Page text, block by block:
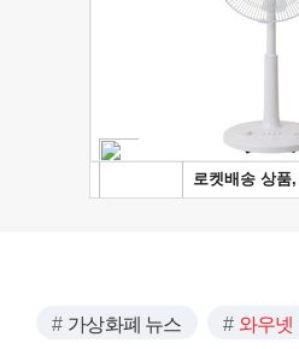
가상화폐 뉴스 와우넷